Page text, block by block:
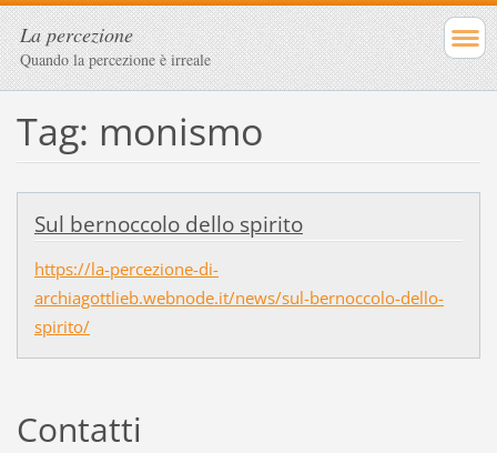
La percezione
Quando la percezione è irreale
Tag: monismo
Sul bernoccolo dello spirito
https://la-percezione-di-
archiagottlieb.webnode.it/news/sul-bernoccolo-dello-
spirito/
Contatti